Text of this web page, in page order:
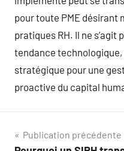
pour toute PME désirant
pratiques RH. Il ne s’agit
tendance
stratégique pour une
proactive du capital
Navigation
Publication précédente